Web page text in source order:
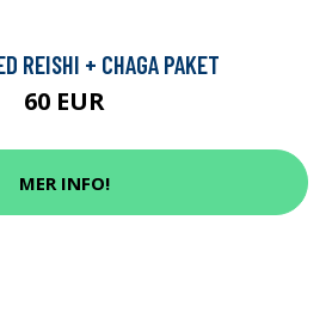
REISHI + CHAGA PAKET
60 EUR
MER INFO!